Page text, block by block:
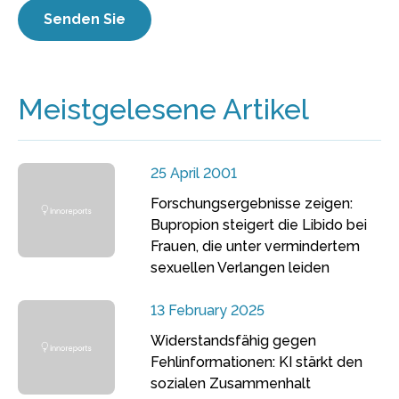
Meistgelesene Artikel
25 April 2001
Forschungsergebnisse zeigen:
Bupropion steigert die Libido bei
Frauen, die unter vermindertem
sexuellen Verlangen leiden
13 February 2025
Widerstandsfähig gegen
Fehlinformationen: KI stärkt den
sozialen Zusammenhalt